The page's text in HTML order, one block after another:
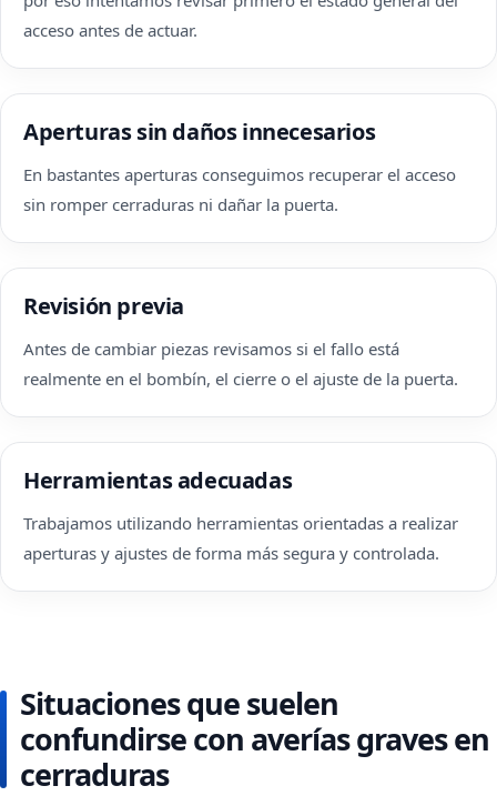
acceso antes de actuar.
Aperturas sin daños innecesarios
En bastantes aperturas conseguimos recuperar el acceso
sin romper cerraduras ni dañar la puerta.
Revisión previa
Antes de cambiar piezas revisamos si el fallo está
realmente en el bombín, el cierre o el ajuste de la puerta.
Herramientas adecuadas
Trabajamos utilizando herramientas orientadas a realizar
aperturas y ajustes de forma más segura y controlada.
Situaciones que suelen
confundirse con averías graves en
cerraduras